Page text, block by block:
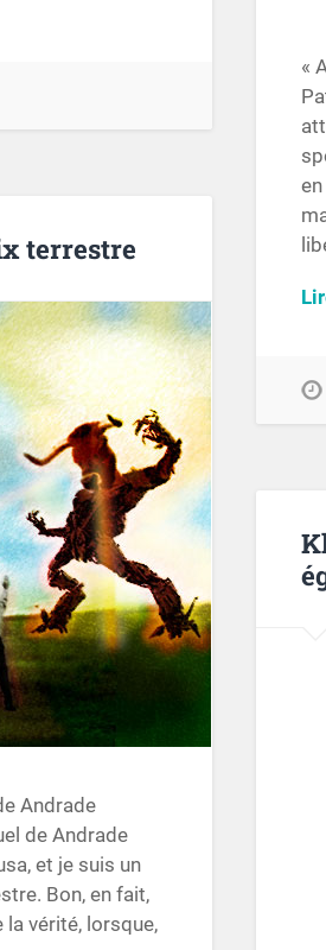
«
terrestre
Andrade
de Andrade
et je suis un
Bon, en fait,
vérité, lorsque,